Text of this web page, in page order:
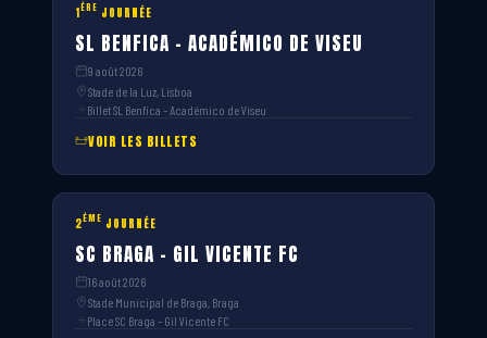
1ÈRE JOURNÉE
SL BENFICA – ACADÉMICO DE VISEU
9 août 2026
Stade de la Luz, Lisboa
Billet SL Benfica – Académico de Viseu
VOIR LES BILLETS
2ÈME JOURNÉE
SC BRAGA – GIL VICENTE FC
16 août 2026
Stade Municipal de Braga, Braga
Place SC Braga – Gil Vicente FC